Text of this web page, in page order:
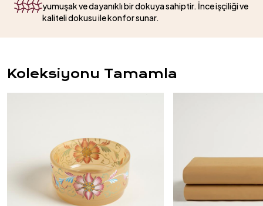
yumuşak ve dayanıklı bir dokuya sahiptir. İnce işçiliği ve
kaliteli dokusu ile konfor sunar.
Koleksiyonu Tamamla